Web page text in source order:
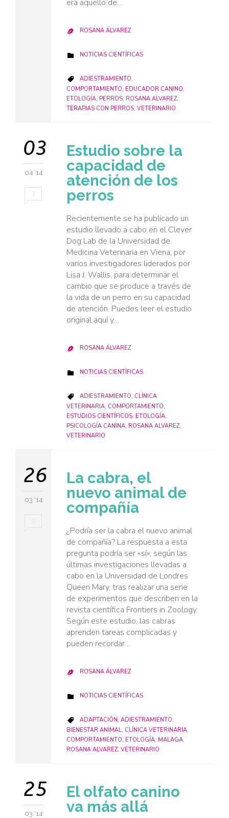
era aquello de…
 ROSANA ÁLVAREZ
 CATEGORY
NOTICIAS CIENTÍFICAS
 CATEGORY
ADIESTRAMIENTO,
COMPORTAMIENTO, EDUCADOR CANINO,
ETOLOGÍA, PERROS, ROSANA ALVAREZ,
TERAPIAS CON PERROS, VETERINARIO
03
04 '14
2
Estudio sobre la
capacidad de
atención de los
perros
Recientemente se ha publicado un
estudio llevado a cabo en el Clever
Dog Lab de la Universidad de
Medicina Veterinaria en Viena, por
varios investigadores liderados por
Lisa J. Wallis, para determinar el
cambio que se produce a través de
la vida de un perro en su capacidad
de atención. Puedes leer el estudio
original aquí y…
 ROSANA ÁLVAREZ
 CATEGORY
NOTICIAS CIENTÍFICAS
 CATEGORY
ADIESTRAMIENTO, CLÍNICA
VETERINARIA, COMPORTAMIENTO,
ESTUDIOS CIENTÍFICOS, ETOLOGÍA,
PSICOLOGÍA CANINA, ROSANA ALVAREZ,
VETERINARIO
26
03 '14
0
La cabra, el
nuevo animal de
compañía
¿Podría ser la cabra el nuevo animal
de compañía? La respuesta a esta
pregunta podría ser «sí», según las
últimas investigaciones llevadas a
cabo en la Universidad de Londres
Queen Mary, tras realizar una serie
de experimentos que describen en la
revista científica Frontiers in Zoology.
Según este estudio, las cabras
aprenden tareas complicadas y
pueden recordar…
 ROSANA ÁLVAREZ
 CATEGORY
NOTICIAS CIENTÍFICAS
 CATEGORY
ADAPTACIÓN, ADIESTRAMIENTO,
BIENESTAR ANIMAL, CLÍNICA VETERINARIA,
COMPORTAMIENTO, ETOLOGÍA, MALAGA,
ROSANA ALVAREZ, VETERINARIO
25
03 '14
El olfato canino
va más allá